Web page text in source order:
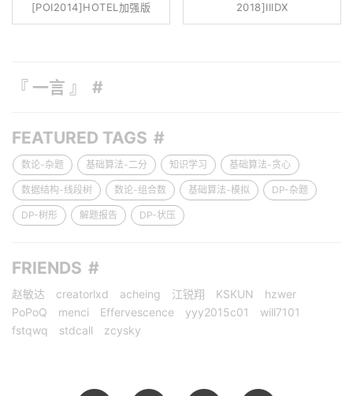
[POI2014]HOTEL加强版
2018]IIIDX
『 一言 』
FEATURED TAGS
数论-杂题 基础算法-二分 知识学习 基础算法-贪心
数据结构-线段树 数论-组合数 基础算法-模拟 DP-杂题
DP-树形 解题报告 DP-状压
FRIENDS
赵敏达 creatorlxd acheing 江锐翔 KSKUN
hzwer
PoPoQ
menci Effervescence yyy2015c01
will7101
fstqwq
stdcall zcysky